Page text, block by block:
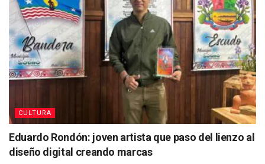
CULTURA
Eduardo Rondón: joven artista que paso del lienzo al
diseño digital creando marcas